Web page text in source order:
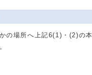
の場所へ上記6(1)・(2)の